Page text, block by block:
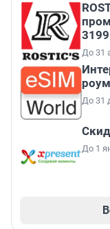
До 31
До 31
До 1